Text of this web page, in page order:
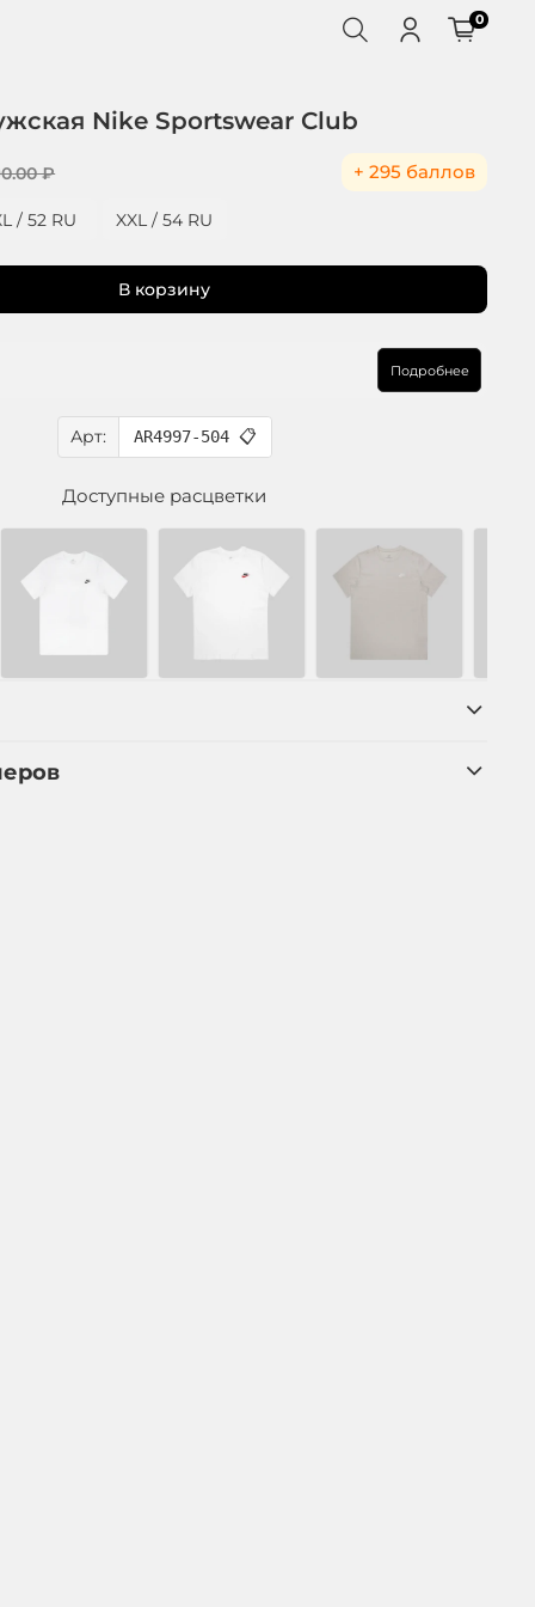
0
Nike Sportswear Club
₽ + 295 баллов
Арт: AR4997-504 📋
В корзину
Подробнее
/ 52 RU XXL / 54 RU
Доступные расцветки